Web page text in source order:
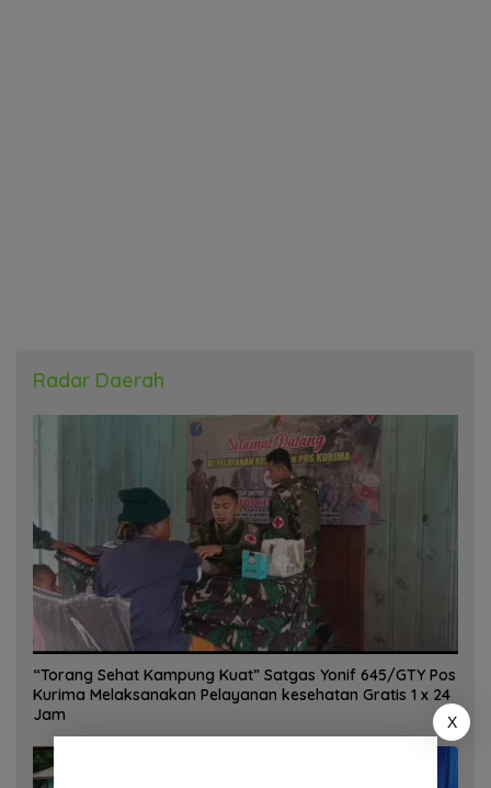
Radar Daerah
“Torang Sehat Kampung Kuat” Satgas Yonif 645/GTY Pos
Kurima Melaksanakan Pelayanan kesehatan Gratis 1 x 24
Jam
X